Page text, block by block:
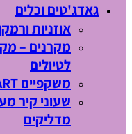
גאדג'טים וכלים
אוזניות
מקרנים –
לטיולים
משקפיים SMART ועוד
שעוני קיר
מדליקים